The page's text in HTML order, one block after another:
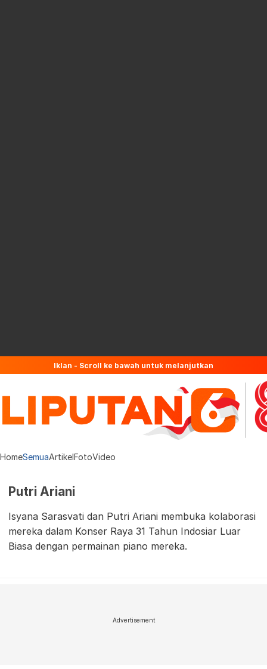
Iklan - Scroll ke bawah untuk melanjutkan
HomeSemuaArtikelFotoVideo
Putri Ariani
Isyana Sarasvati dan Putri Ariani membuka kolaborasi
mereka dalam Konser Raya 31 Tahun Indosiar Luar
Biasa dengan permainan piano mereka.
Advertisement